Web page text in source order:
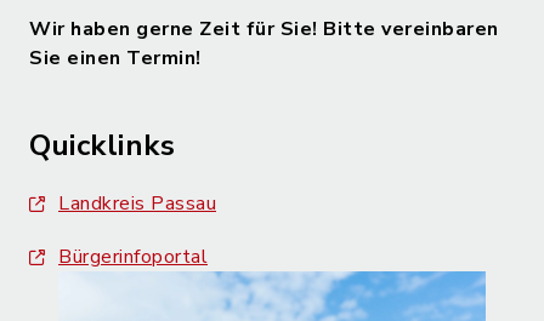
Wir haben gerne Zeit für Sie! Bitte vereinbaren
Sie einen Termin!
Quicklinks
Landkreis Passau
Bürgerinfoportal